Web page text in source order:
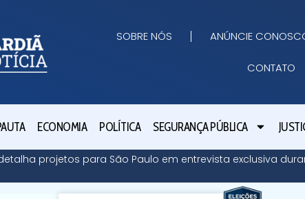
SOBRE NÓS ANÚNCIE
CONTATO
ECONOMIA POLÍTICA SEGURANÇA PÚBLICA
projetos para São Paulo em entrevista exclusiva